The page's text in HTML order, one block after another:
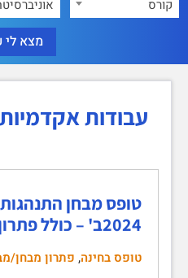
קורס
עבודות
טופס מבחן התנהגות
2024ב' – כולל פתרון!
טופס בחינה, פתרון מבחן/